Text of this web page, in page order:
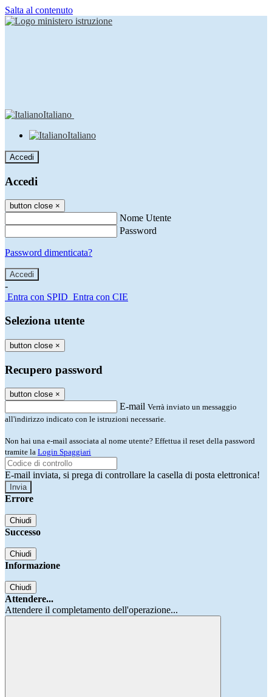
Salta al contenuto
Italiano
Italiano
Accedi
Accedi
button close ×
Nome Utente
Password
Password dimenticata?
-
Entra con SPID Entra con CIE
Seleziona utente
button close ×
Recupero password
button close ×
E-mail Verrà inviato un messaggio
all'indirizzo indicato con le istruzioni necessarie.
Non hai una e-mail associata al nome utente? Effettua il reset della password
tramite la Login Spaggiari
E-mail inviata, si prega di controllare la casella di posta elettronica!
Errore
Chiudi
Successo
Chiudi
Informazione
Chiudi
Attendere...
Attendere il completamento dell'operazione...